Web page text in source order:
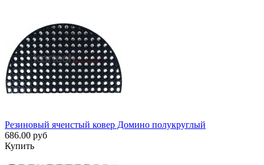
Резиновый ячеистый ковер Домино полукруглый
686.00 руб
Купить